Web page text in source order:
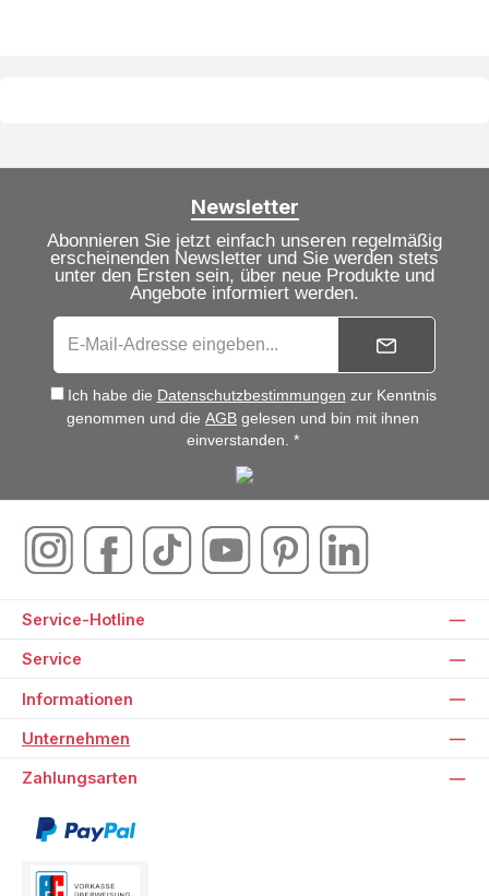
Newsletter
Abonnieren Sie jetzt einfach unseren regelmäßig
erscheinenden Newsletter und Sie werden stets
unter den Ersten sein, über neue Produkte und
Angebote informiert werden.
Ich habe die Datenschutzbestimmungen zur Kenntnis
genommen und die AGB gelesen und bin mit ihnen
einverstanden. *
Service-Hotline
Service
Informationen
Unternehmen
Zahlungsarten